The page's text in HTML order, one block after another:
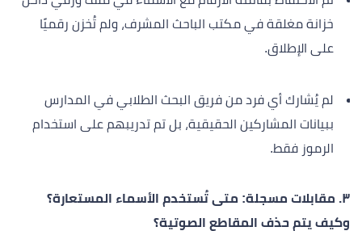
خزانة مغلقة في مكتب الباحث المشرف، ولم تُخزن رقميًا
على الإطلاق.
لم يُشارك أي فرد من فريق البحث الطلابي في المدارس
ببيانات المشاركين الحقيقية، بل تم تدريبهم على استخدام
الرموز فقط.
٣. مقابلات مسجلة: متى تُستخدم الأسماء المستعارة؟
وكيف يتم حذف المقاطع الصوتية؟